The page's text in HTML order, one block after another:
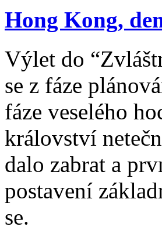
Hong Kong,
Výlet do
se z fáze
fáze veselého
království
dalo zabrat a
postavení
se.